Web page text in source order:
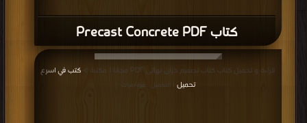
كتاب Precast Concrete PDF
قراءة و تحميل كتاب كتاب تصميم خزان نهائى PDF مجانا | مكتبة >
كتب في اسرع
تحميل
| التحميل : مرة/مرات